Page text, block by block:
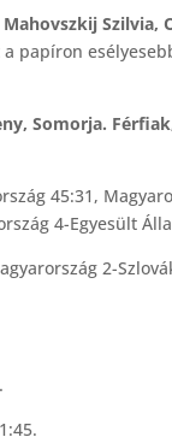
Szilvia,
papíron
Somorja.
45:31,
4-Egyesült
2-